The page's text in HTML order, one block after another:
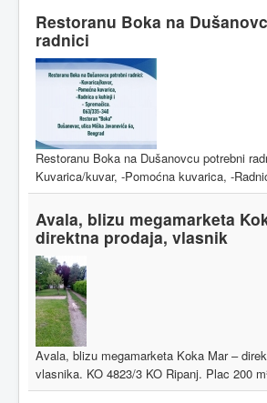
Restoranu Boka na
radnici
Restoranu Boka na Dušanovcu potrebni
Kuvarica/kuvar, -Pomoćna kuvarica, -
Avala, blizu megamarketa
direktna prodaja, vlasnik
Avala, blizu megamarketa Koka Mar –
vlasnika. KO 4823/3 KO Ripanj. Plac 200